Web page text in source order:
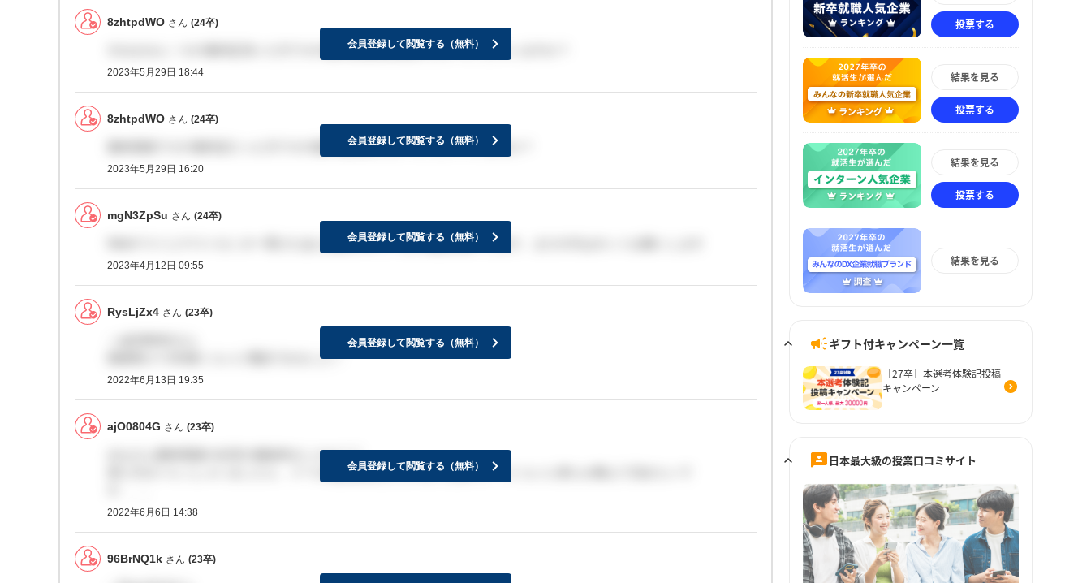
8zhtpdWO さん (24卒)
すみません！その場内定頂いた方でその後内定通知再度きた方いらっしゃいますか？
2023年5月29日 18:44
会員登録して閲覧する（無料）
8zhtpdWO さん (24卒)
最終面接でその場内定だった方でその後の通知来た方いらっしゃっいますか？
2023年5月29日 16:20
会員登録して閲覧する（無料）
mgN3ZpSu さん (24卒)
Webテストとテストセンター受けたあと連絡が来ている方感謝お願いします。まだの方はホントお願いします
2023年4月12日 09:55
会員登録して閲覧する（無料）
RysLjZx4 さん (23卒)
面接受けて3日後くらいに電話できました！
2022年6月13日 19:35
会員登録して閲覧する（無料）
ajO0804G さん (23卒)
みなさん最終面接の合否の連絡来ましたか？？
来た方がいらっしゃいましたら、メール電話郵送などどのような形でいつくらいに来たか教えて頂きたいで
2022年6月6日 14:38
会員登録して閲覧する（無料）
96BrNQ1k さん (23卒)
投票する
結果を見る
投票する
結果を見る
投票する
結果を見る
ギフト付キャンペーン一覧
［27卒］本選考体験記投稿
キャンペーン
日本最大級の授業口コミサイト